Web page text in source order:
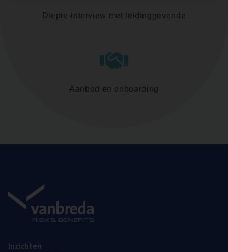
Diepte-interview met leidinggevende
Aanbod en onboarding
Inzich­ten